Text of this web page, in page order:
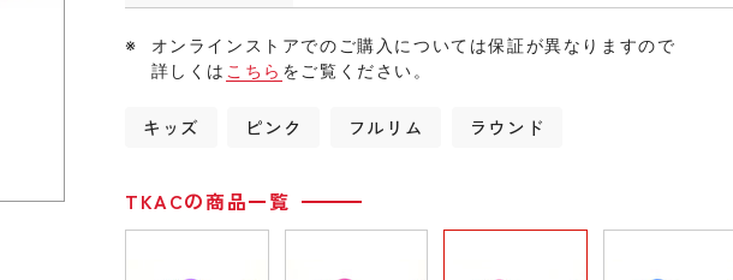
オンラインストアでのご購入については保証が異なりますので
詳しくは こちら をご覧ください。
キッズ ピンク フルリム ラウンド
TKACの商品一覧